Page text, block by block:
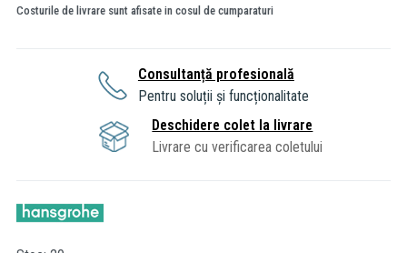
Costurile de livrare sunt afisate in cosul de cumparaturi
Consultanță profesională
Pentru soluții și funcționalitate
Deschidere colet la livrare
Livrare cu verificarea coletului